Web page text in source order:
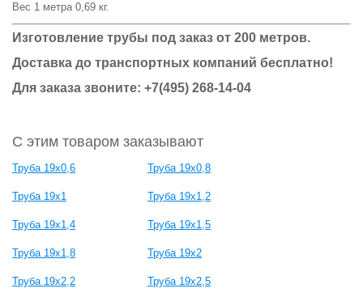
Вес 1 метра 0,69 кг.
Изготовление трубы под заказ от 200 метров.
Доставка до транспортных компаний бесплатно!
Для заказа звоните: +7(495) 268-14-04
С этим товаром заказывают
Труба 19х0,6 Труба 19х0,8
Труба 19х1 Труба 19х1,2
Труба 19х1,4 Труба 19х1,5
Труба 19х1,8 Труба 19х2
Труба 19х2,2 Труба 19х2,5